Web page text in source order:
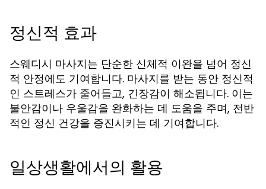
정신적 효과
스웨디시 마사지는 단순한 신체적 이완을 넘어 정신
적 안정에도 기여합니다. 마사지를 받는 동안 정신적
인 스트레스가 줄어들고, 긴장감이 해소됩니다. 이는
불안감이나 우울감을 완화하는 데 도움을 주며, 전반
적인 정신 건강을 증진시키는 데 기여합니다.
일상생활에서의 활용